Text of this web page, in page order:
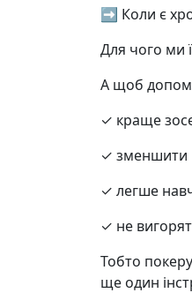
➡️ Коли є
Для чого ми
А щоб
✓ краще
✓ зменшити
✓ легше
✓ не
Тобто
ще один